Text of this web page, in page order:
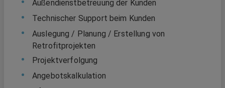
Außendienstbetreuung der Kunden
Technischer Support beim Kunden
Auslegung / Planung / Erstellung von
Retrofitprojekten
Projektverfolgung
Angebotskalkulation